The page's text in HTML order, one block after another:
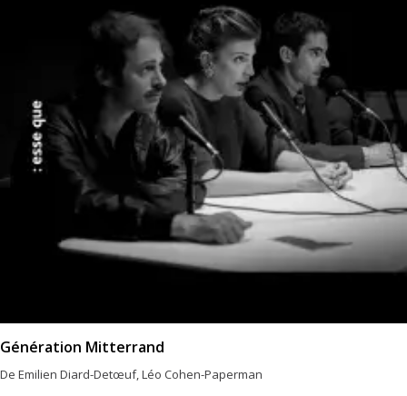
Génération Mitterrand
De Emilien Diard-Detœuf, Léo Cohen-Paperman